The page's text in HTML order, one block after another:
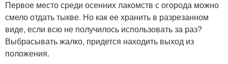
Первое место среди осенних лакомств с огорода можно
смело отдать тыкве. Но как ее хранить в разрезанном
виде, если всю не получилось использовать за раз?
Выбрасывать жалко, придется находить выход из
положения.